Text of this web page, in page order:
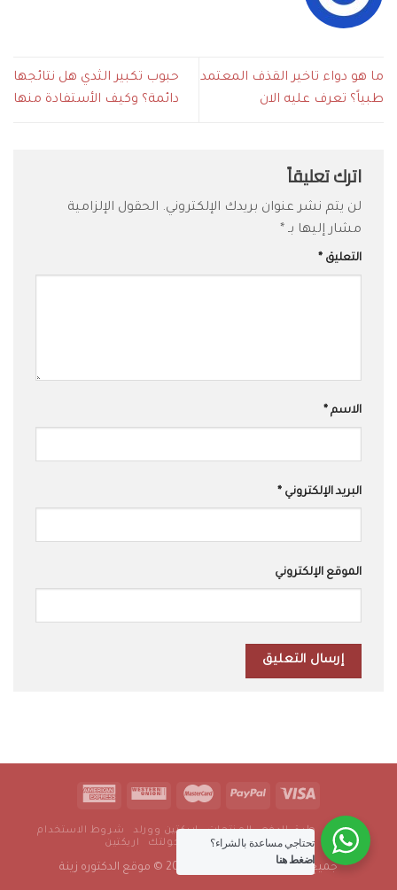
ما هو دواء تاخير القذف المعتمد
طبياً؟ تعرف عليه الان
حبوب تكبير الثدي هل نتائجها
دائمة؟ وكيف الأستفادة منها
اترك تعليقاً
لن يتم نشر عنوان بريدك الإلكتروني. الحقول الإلزامية
مشار إليها بـ *
التعليق *
الاسم *
البريد الإلكتروني *
الموقع الإلكتروني
من نحن طرق الدفع المنتجات اريكتين وورلد
شروط الاستخدام
سياسة الخصوصية
رجولتك اريكتين
جميع الحقوق محفوظه 2016-2022 © موقع الدكتوره زينة
تحتاجي مساعدة بالشراء؟
اضغط هنا